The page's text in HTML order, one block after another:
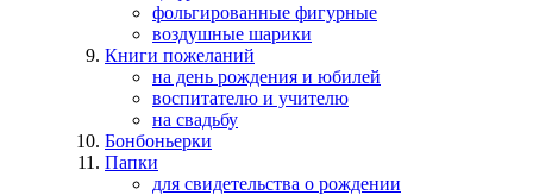
фольгированные фигурные
воздушные шарики
Книги пожеланий
на день рождения и юбилей
воспитателю и учителю
на свадьбу
Бонбоньерки
Папки
для свидетельства о рождении